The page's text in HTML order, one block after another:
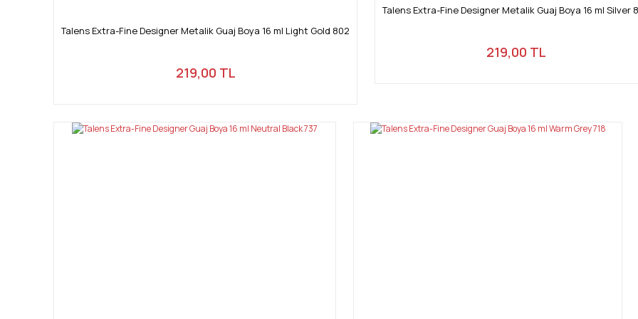
Talens Extra-Fine Designer Metalik Guaj Boya 16 ml Light Gold 802
219,00 TL
Talens Extra-Fine Designer Metalik Guaj Boya 16 ml Silver
219,00 TL